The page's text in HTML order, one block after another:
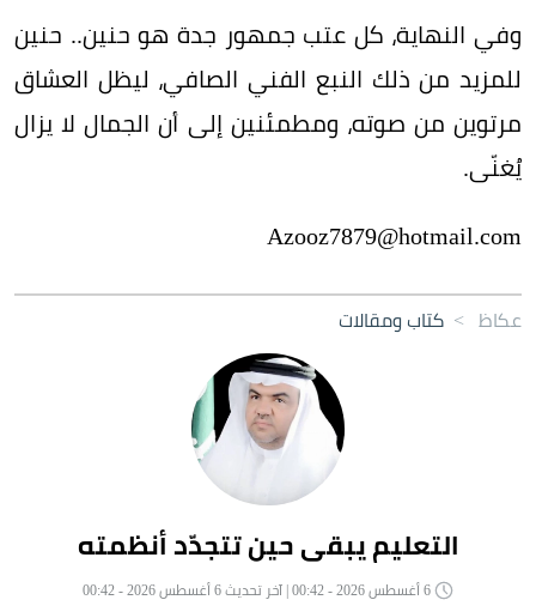
وفي النهاية، كل عتب جمهور جدة هو حنين.. حنين
للمزيد من ذلك النبع الفني الصافي، ليظل العشاق
مرتوين من صوته، ومطمئنين إلى أن الجمال لا يزال
يُغنّى.
Azooz7879@hotmail.com
عكاظ > كتاب ومقالات
التعليم يبقى حين تتجدّد أنظمته